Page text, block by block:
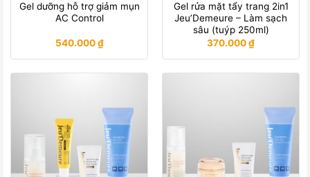
Gel dưỡng hỗ trợ giảm mụn
AC Control
540.000₫
Gel rửa mặt tẩy trang 2in1
Jeu’Demeure – Làm sạch
sâu (tuýp 250ml)
370.000₫